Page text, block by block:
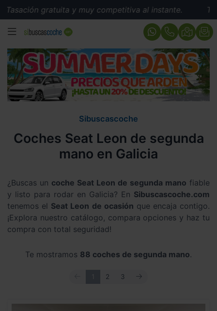
gratuita y muy competitiva al instante. Tasación
MENÚ
Sibuscascoche
Coches Seat Leon de segunda
mano en Galicia
¿Buscas un coche Seat Leon de segunda mano fiable
y listo para rodar en Galicia? En Sibuscascoche.com
tenemos el Seat Leon de ocasión que encaja contigo.
¡Explora nuestro catálogo, compara opciones y haz tu
compra con total seguridad!
Te mostramos 88 coches de segunda mano.
ANTERIOR
2 3 SIGUIENTE